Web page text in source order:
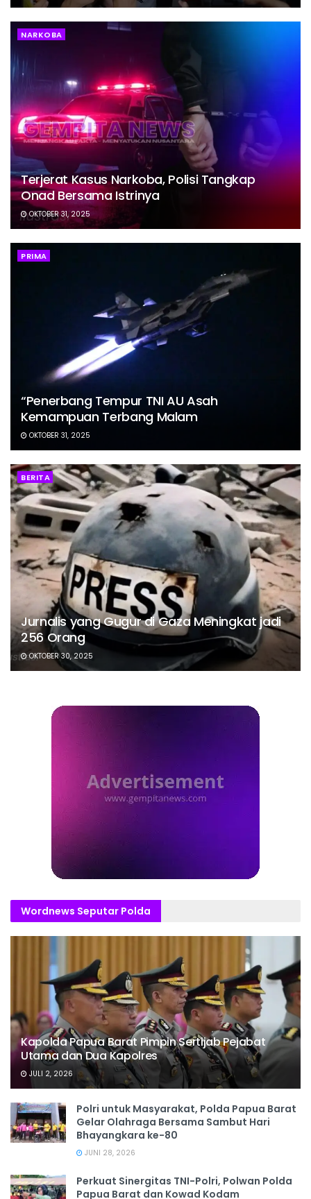
NARKOBA
Terjerat Kasus Narkoba, Polisi Tangkap
Onad Bersama Istrinya
OKTOBER 31, 2025
PRIMA
“Penerbang Tempur TNI AU Asah
Kemampuan Terbang Malam
OKTOBER 31, 2025
BERITA
Jurnalis yang Gugur di Gaza Meningkat jadi
256 Orang
OKTOBER 30, 2025
Wordnews Seputar Polda
Kapolda Papua Barat Pimpin Sertijab Pejabat
Utama dan Dua Kapolres
JULI 2, 2026
Polri untuk Masyarakat, Polda Papua Barat
Gelar Olahraga Bersama Sambut Hari
Bhayangkara ke-80
JUNI 28, 2026
‎Perkuat Sinergitas TNI-Polri, Polwan Polda
Papua Barat dan Kowad Kodam